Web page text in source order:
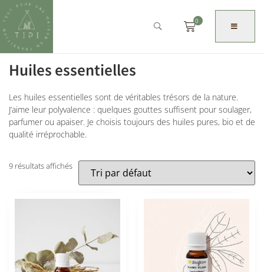
0
Huiles essentielles
Les huiles essentielles sont de véritables trésors de la nature.
J’aime leur polyvalence : quelques gouttes suffisent pour soulager,
parfumer ou apaiser. Je choisis toujours des huiles pures, bio et de
qualité irréprochable.
9 résultats affichés